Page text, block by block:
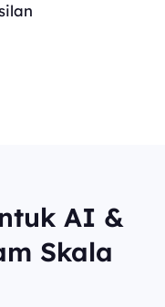
AI &
Skala